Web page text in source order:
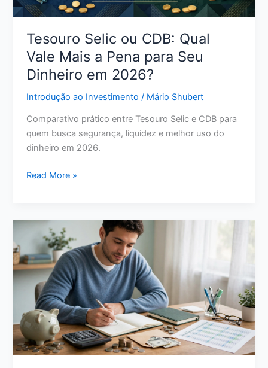
Seu
Tesouro Selic ou CDB: Qual
Vale Mais a Pena para Seu
Dinheiro em 2026?
Introdução ao Investimento / Mário Shubert
Comparativo prático entre Tesouro Selic e CDB para
quem busca segurança, liquidez e melhor uso do
dinheiro em 2026.
Tesouro
CDB:
Vale
Mais
a
Pena
para
Seu
Dinheiro
em
Read More »